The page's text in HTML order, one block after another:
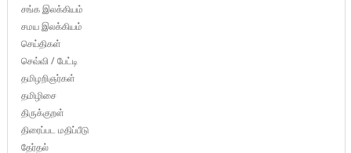
சங்க இலக்கியம்
சமய இலக்கியம்
செய்திகள்
செவ்வி / பேட்டி
தமிழறிஞர்கள்
தமிழிசை
திருக்குறள்
திரைப்பட மதிப்பீடு
தேர்தல்